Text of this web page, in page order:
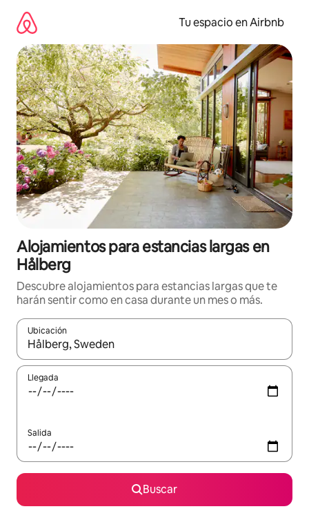
contenido
Tu espacio en Airbnb
Alojamientos para estancias largas en
Hålberg
Descubre alojamientos para estancias largas que te
harán sentir como en casa durante un mes o más.
Ubicación
Cuando los resultados estén disponibles, podrás navegar
Llegada
Salida
Buscar